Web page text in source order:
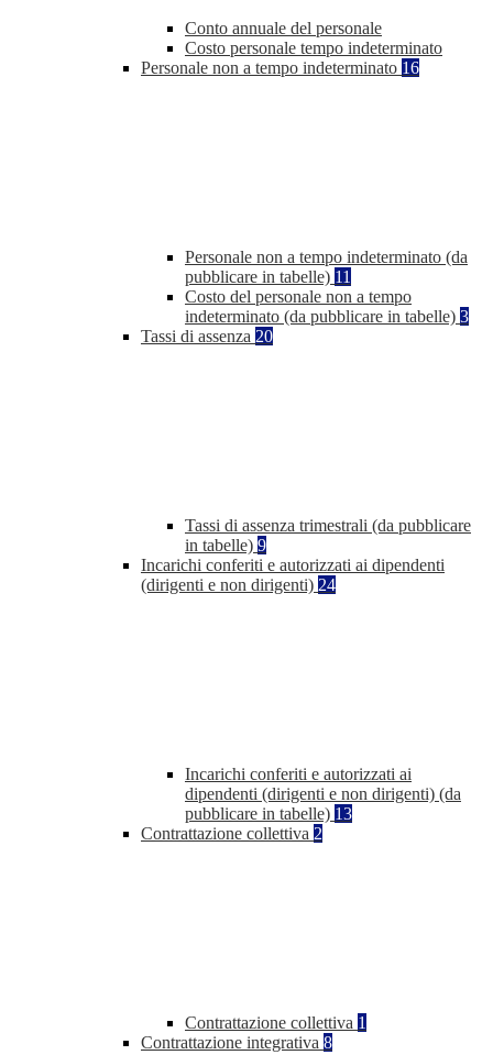
Conto annuale del personale
Costo personale tempo indeterminato
Personale non a tempo indeterminato 16
Personale non a tempo indeterminato (da
pubblicare in tabelle) 11
Costo del personale non a tempo
indeterminato (da pubblicare in tabelle) 3
Tassi di assenza 20
Tassi di assenza trimestrali (da pubblicare
in tabelle) 9
Incarichi conferiti e autorizzati ai dipendenti
(dirigenti e non dirigenti) 24
Incarichi conferiti e autorizzati ai
dipendenti (dirigenti e non dirigenti) (da
pubblicare in tabelle) 13
Contrattazione collettiva 2
Contrattazione collettiva 1
Contrattazione integrativa 8